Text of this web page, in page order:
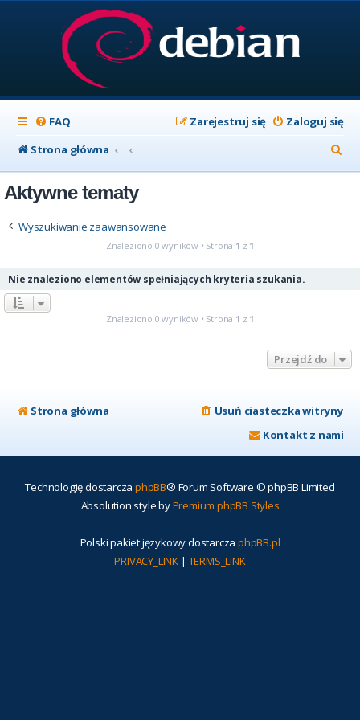
FAQ Zaloguj się
Zarejestruj się
Strona główna
z
Aktywne tematy
Wyszukiwanie zaawansowane
Znaleziono 0 wyników • Strona 1 z 1
Nie znaleziono elementów spełniających kryteria szukania.
Znaleziono 0 wyników • Strona 1 z 1
Przejdź do
Strona główna
Usuń ciasteczka witryny
Kontakt z nami
Technologię dostarcza phpBB® Forum Software © phpBB Limited
Absolution style byPremium phpBB Styles
Polski pakiet językowy dostarcza phpBB.pl
PRIVACY_LINK | TERMS_LINK